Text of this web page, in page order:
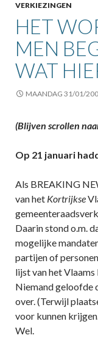
VERKIEZINGEN
HET
MEN
WAT
MAANDAG 31/01/
(Blijven scrollen
Op 21 januari
Als BREAKING
van het Kortrijkse
Daarin stond o.m.
mogelijke
partijen of
lijst van het Vlaams
Niemand geloofde
over. (Terwijl
voor kunnen
Wel.